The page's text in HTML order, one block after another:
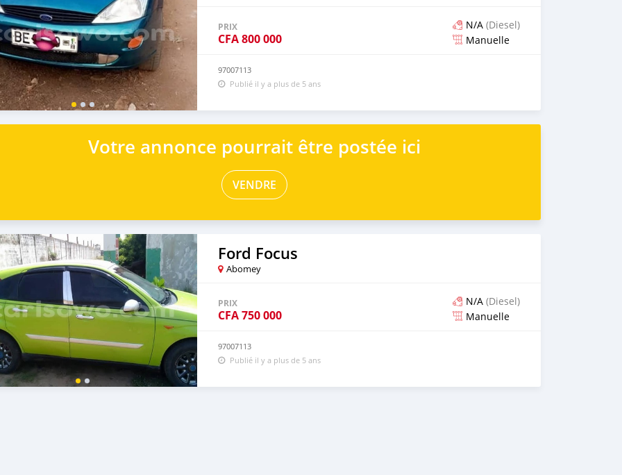
PRIX
CFA800 000
N/A (Diesel)
Manuelle
97007113
Publié il y a plus de 5 ans
Votre annonce pourrait être postée ici
VENDRE
Ford Focus
Abomey
PRIX
CFA750 000
N/A (Diesel)
Manuelle
97007113
Publié il y a plus de 5 ans